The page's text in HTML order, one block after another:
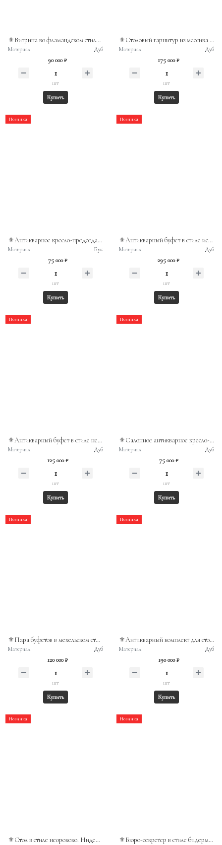
⚜️Витрина во фламандском стиле из дуба с латунной фурнитурой. Бельгия, середина ХXв
Материал Дуб
90 000 ₽
шт
Купить
⚜️Столовый гарнитур из массива дуба в сельском стиле. Нидерланды, середина ХХв
Материал Дуб
175 000 ₽
шт
Купить
Новинка
⚜️Антикварное кресло-председатель, Франция, первая половина XX века.
Материал Бук
75 000 ₽
шт
Купить
Новинка
⚜️Антикварный буфет в стиле историзм с элементами неоготики и неоренессанса. Нидерланды, вторая половина XIXв.
Материал Дуб
295 000 ₽
шт
Купить
Новинка
⚜️Антикварный буфет в стиле неоренессанс. Массив дуба. Франция, вторая половина XIX века.
Материал Дуб
125 000 ₽
шт
Купить
Новинка
⚜️Салонное антикварное кресло-председатель в стиле необарокко. Германия, вторая половина XIX века.
Материал Дуб
75 000 ₽
шт
Купить
Новинка
⚜️Пара буфетов в мехельском стиле. Массив дуба. Бельгия, рубеж XIX-ХХв
Материал Дуб
120 000 ₽
шт
Купить
Новинка
⚜️Антикварный комплект для столовой: монументальный комод и раздвижной обеденный стол. Нидерланды, середина XX века.
Материал Дуб
190 000 ₽
шт
Купить
Новинка
⚜️Стол в стиле неорококо. Нидерланды, первая половина ХХв
Новинка
⚜️Бюро-секретер в стиле бидермайер. Нидерланды, конец XIXв. Массив ореха.